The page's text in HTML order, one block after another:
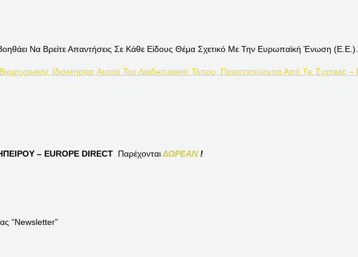
Να Βρείτε Απαντήσεις Σε Κάθε Είδους Θέμα Σχετικό Με Την Ευρωπαϊκή Ένωση (Ε.Ε.).
Ιδιοκτησίας Αυτού Του Διαδικτυακού Τόπου, Προστατεύονται Από Τις Σχετικές
– EUROPE DIRECT ΠαρέχονταιΔΩΡΕΑΝ!
“Newsletter”